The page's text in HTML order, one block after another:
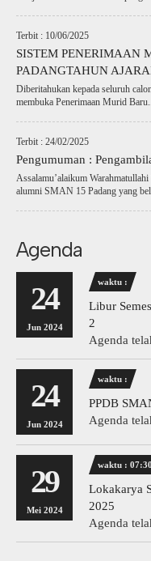
Terbit : 10/06/2025
SISTEM PENERIMAAN
PADANGTAHUN
Diberitahukan kepada seluruh
membuka Penerimaan Murid Baru..
Terbit : 24/02/2025
Pengumuman :
Assalamu’alaikum
alumni SMAN 15 Padang yang
Agenda
24
Jun 2024
waktu :
Libur
2
Agenda
24
Jun 2024
waktu :
PPDB
Agenda
29
Mei 2024
waktu : 07:30
Lokakarya
2025
Agenda